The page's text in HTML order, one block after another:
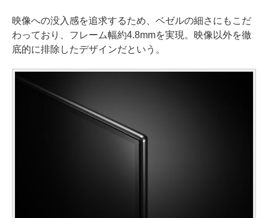
映像への没入感を追求するため、ベゼルの細さにもこだ
わっており、フレーム幅約4.8mmを実現。映像以外を徹
底的に排除したデザインだという。